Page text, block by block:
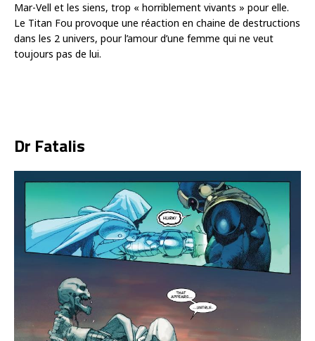
Mar-Vell et les siens, trop « horriblement vivants » pour elle.
Le Titan Fou provoque une réaction en chaine de destructions
dans les 2 univers, pour l’amour d’une femme qui ne veut
toujours pas de lui.
Dr Fatalis